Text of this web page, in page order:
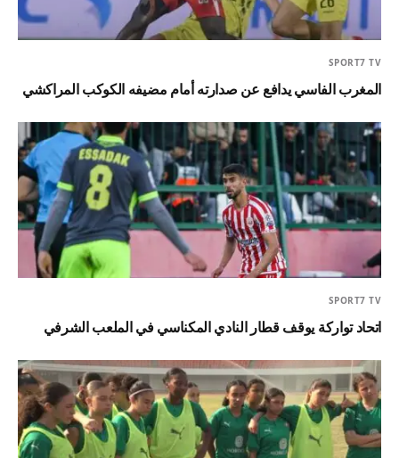
SPORT7 TV
المغرب الفاسي يدافع عن صدارته أمام مضيفه الكوكب المراكشي
SPORT7 TV
اتحاد تواركة يوقف قطار النادي المكناسي في الملعب الشرفي